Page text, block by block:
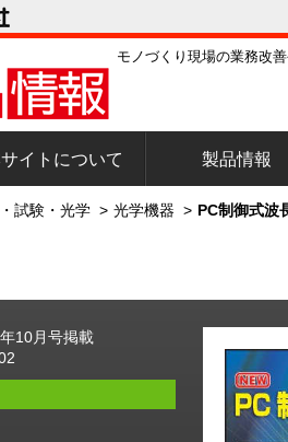
モノづくり現場の業務改
イトについて 製品情報
試験・光学 > 光学機器 > PC制御式波
10月号掲載